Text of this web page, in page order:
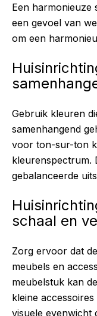
Een harmonieuze
een gevoel van
om een
Gebruik kleuren
samenhangend
voor ton-sur-ton
kleurenspectrum.
gebalanceerde
schaal en
Zorg ervoor dat
meubels en
meubelstuk kan
kleine
visuele evenwicht